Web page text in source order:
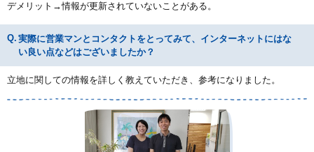
デメリット→情報が更新されていないことがある。
実際に営業マンとコンタクトをとってみて、インターネットにはな
い良い点などはございましたか？
立地に関しての情報を詳しく教えていただき、参考になりました。